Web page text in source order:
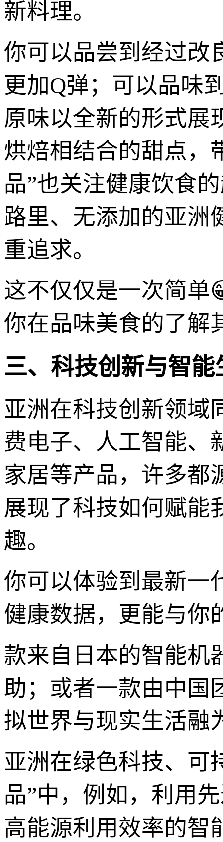
新料理。
你可以品尝到经过改
更加Q弹；可以品味
原味以全新的形式展
烘焙相结合的甜点，
品”也关注健康饮食
路里、无添加的亚洲
重追求。
这不仅仅是一次简单
你在品味美食的了解
三、科技创新与智
亚洲在科技创新领域
费电子、人工智能、
家居等产品，许多都
展现了科技如何赋能
趣。
你可以体验到最新一
健康数据，更能与你
款来自日本的智能机
助；或者一款由中国
拟世界与现实生活融
亚洲在绿色科技、可
品”中，例如，利用
高能源利用效率的智